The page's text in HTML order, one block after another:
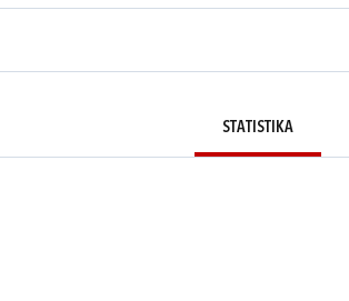
STATISTIKA